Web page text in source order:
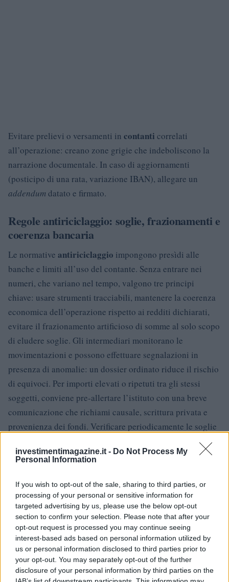
investimentimagazine.it - Do Not Process My
Personal Information
If you wish to opt-out of the sale, sharing to third parties, or
processing of your personal or sensitive information for
targeted advertising by us, please use the below opt-out
section to confirm your selection. Please note that after your
opt-out request is processed you may continue seeing
interest-based ads based on personal information utilized by
us or personal information disclosed to third parties prior to
your opt-out. You may separately opt-out of the further
disclosure of your personal information by third parties on the
Evitare prelievi o versamenti in contanti correlati
all’operazione: creano zone grigie che indeboliscono la
narrazione documentale. In caso di aggiornamenti
(posticipo di una rata, variazione IBAN), allegare un
addendumdatato e firmato.
Regole antiriciclaggio: soglie, frazionamenti e
coerenza bancaria
Le normative antiriciclaggio impongono presìdi alle
banche e limiti all’uso del contante. Senza entrare nei
numeri, che variano nel tempo, valgono tre principi
chiave: usare strumenti tracciabili, mantenere la coerenza
economica dell’operazione rispetto ai redditi dichiarati,
evitare il frazionamento artificioso di somme al solo scopo
di eludere soglie. Gli intermediari monitorano le
movimentazioni e possono effettuare segnalazioni in
presenza di anomalie: un dossier ordinato riduce il rischio
di equivoci. Per importi elevati o ripetuti tra gli stessi
soggetti, conviene pre-allertare l’istituto con una breve
comunicazione che richiami causale, scrittura privata e
provenienza dei fondi. Verificare periodicamente le soglie
vigenti e le prassi operative sui siti istituzionali, così da
allineare la gestione documentale alle regole in essere.
Esempi pratici: tre casi e le relative prove da
allegare
Caso 1 – Donazione per spese universitariebonifico
unico con causale puntuale; dichiarazione del genitore
sull’origine delle somme (stipendio), copia del piano tasse
e dell’estratto conto. Se l’importo è contenuto, la formalità
resta snella; se l’importo cresce, valutare il livello di